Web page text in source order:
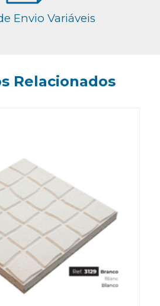
Envio Variáveis
Relacionados